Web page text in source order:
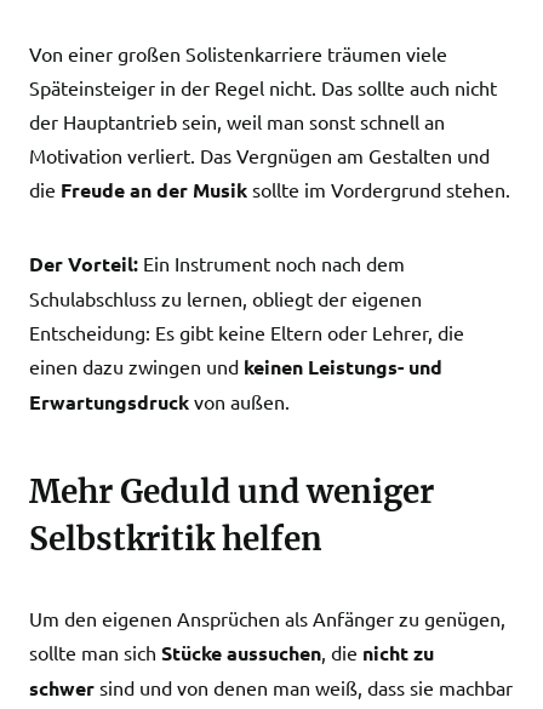
Von einer großen Solistenkarriere träumen viele
Späteinsteiger in der Regel nicht. Das sollte auch nicht
der Hauptantrieb sein, weil man sonst schnell an
Motivation verliert. Das Vergnügen am Gestalten und
die Freude an der Musik sollte im Vordergrund stehen.
Der Vorteil: Ein Instrument noch nach dem
Schulabschluss zu lernen, obliegt der eigenen
Entscheidung: Es gibt keine Eltern oder Lehrer, die
einen dazu zwingen und keinen Leistungs- und
Erwartungsdruck von außen.
Mehr Geduld und weniger
Selbstkritik helfen
Um den eigenen Ansprüchen als Anfänger zu genügen,
sollte man sich Stücke aussuchen, die nicht zu
schwer sind und von denen man weiß, dass sie machbar